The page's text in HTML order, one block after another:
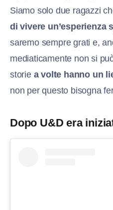
Siamo solo due ragazzi
di vivere un’esperienza
saremo sempre grati e,
mediaticamente non si
storie a volte hanno un
non per questo bisogna
Dopo U&D era